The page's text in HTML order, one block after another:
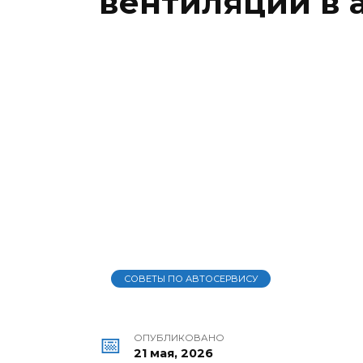
СОВЕТЫ ПО АВТОСЕРВИСУ
ОПУБЛИКОВАНО
21 мая, 2026